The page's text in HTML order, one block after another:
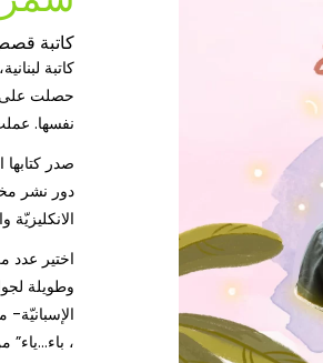
كاتبة
كاتبة
حصلت على
نفسها.
الانكليزيّة
اختير عدد
وطويلة
،